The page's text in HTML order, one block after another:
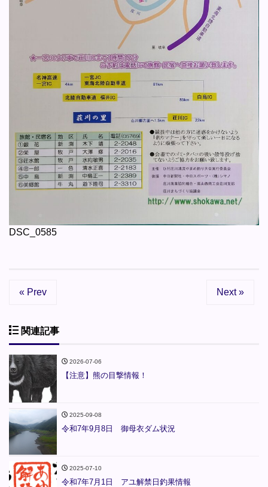
DSC_0585
« Prev Next »
関連記事
2026-07-06
【注意】熊の目撃情報！
2025-09-08
令和7年9月8日 御母衣ダム状況
2025-07-10
令和7年7月1日 アユ解禁日釣果情報